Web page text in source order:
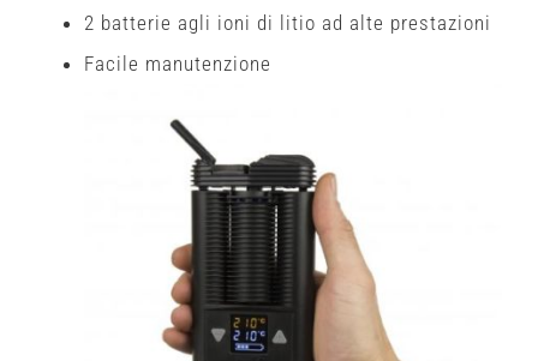
2 batterie agli ioni di litio ad alte prestazioni
Facile manutenzione